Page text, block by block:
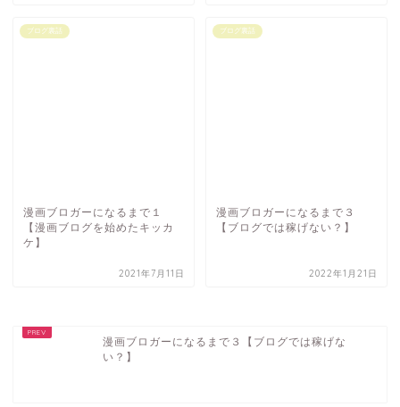
ブログ裏話
漫画ブロガーになるまで１
【漫画ブログを始めたキッカ
ケ】
2021年7月11日
ブログ裏話
漫画ブロガーになるまで３
【ブログでは稼げない？】
2022年1月21日
漫画ブロガーになるまで３【ブログでは稼げな
い？】